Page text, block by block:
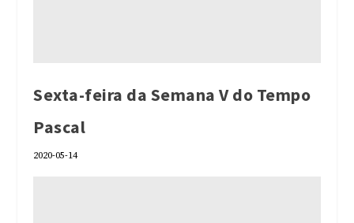
Sexta-feira da Semana V do Tempo
Pascal
2020-05-14